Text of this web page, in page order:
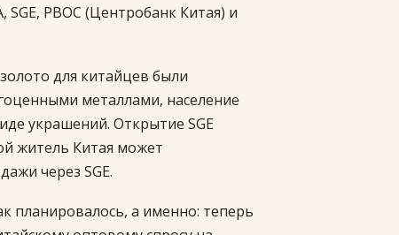
PBOC (Центробанк Китая) и
для китайцев были
металлами, население
украшений. Открытие SGE
житель Китая может
через SGE.
планировалось, а именно: теперь